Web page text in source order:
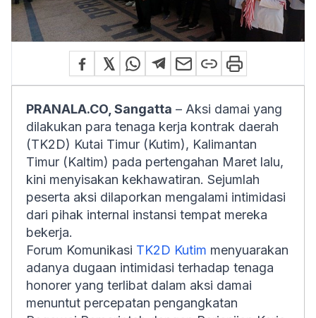
PRANALA.CO, Sangatta – Aksi damai yang
dilakukan para tenaga kerja kontrak daerah
(TK2D) Kutai Timur (Kutim), Kalimantan
Timur (Kaltim) pada pertengahan Maret lalu,
kini menyisakan kekhawatiran. Sejumlah
peserta aksi dilaporkan mengalami intimidasi
dari pihak internal instansi tempat mereka
bekerja.
Forum Komunikasi TK2D Kutim menyuarakan
adanya dugaan intimidasi terhadap tenaga
honorer yang terlibat dalam aksi damai
menuntut percepatan pengangkatan